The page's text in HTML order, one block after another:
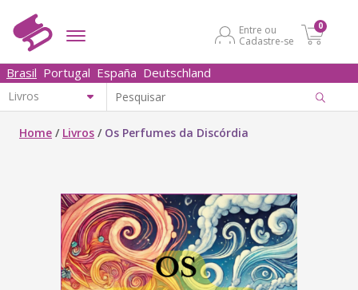
Entre ou
Cadastre-se
0
Brasil Portugal España Deutschland
Home / Livros / Os Perfumes da Discórdia